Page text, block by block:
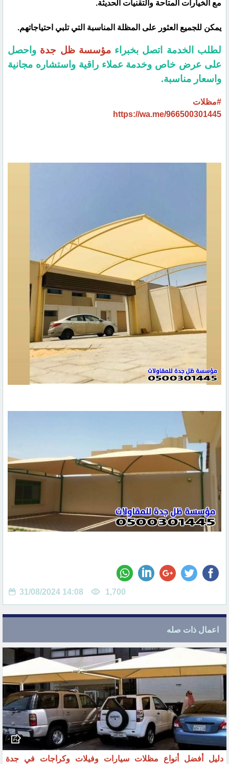
مع الخيارات المتاحة والتقنيات الحديثة.
يمكن للجميع العثور على المظلة المناسبة التي تلبي احتياجاتهم.
لطلب الخدمة اتصل بخبراءمؤسسة ظل جدة واحصل
على عرض خاص وخدمة عملاء راقية واستشاره مجانية
واسعار مناسبة.
#مظلات
https://wa.me/966500301445
31/08/2024 14:08 1,700
اعمال ذات صله
دليل أفضل أنواع مظلات سيارات وفيلات وكراجات في جدة